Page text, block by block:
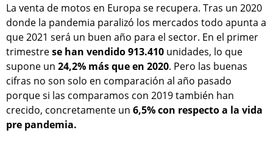
La venta de motos en Europa se recupera. Tras un 2020
donde la pandemia paralizó los mercados todo apunta a
que 2021 será un buen año para el sector. En el primer
trimestrese han vendido 913.410 unidades, lo que
supone un 24,2% más que en 2020. Pero las buenas
cifras no son solo en comparación al año pasado
porque si las comparamos con 2019 también han
crecido, concretamente un 6,5% con respecto a la vida
pre pandemia.